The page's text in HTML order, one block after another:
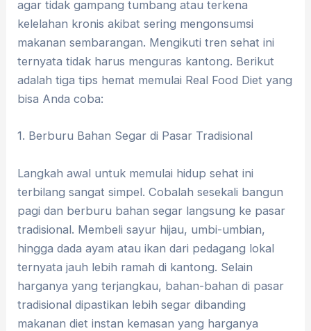
agar tidak gampang tumbang atau terkena
kelelahan kronis akibat sering mengonsumsi
makanan sembarangan. ​Mengikuti tren sehat ini
ternyata tidak harus menguras kantong. Berikut
adalah tiga tips hemat memulai Real Food Diet yang
bisa Anda coba:
​1. Berburu Bahan Segar di Pasar Tradisional
​Langkah awal untuk memulai hidup sehat ini
terbilang sangat simpel. Cobalah sesekali bangun
pagi dan berburu bahan segar langsung ke pasar
tradisional. ​Membeli sayur hijau, umbi-umbian,
hingga dada ayam atau ikan dari pedagang lokal
ternyata jauh lebih ramah di kantong. Selain
harganya yang terjangkau, bahan-bahan di pasar
tradisional dipastikan lebih segar dibanding
makanan diet instan kemasan yang harganya